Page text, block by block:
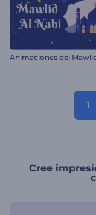
Animaciones del
1
Cree